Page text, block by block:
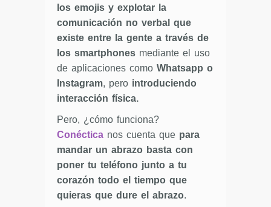
los emojis y explotar la
comunicación no verbal que
existe entre la gente a través de
los smartphones mediante el uso
de aplicaciones como Whatsapp o
Instagram, pero introduciendo
interacción física.
Pero, ¿cómo funciona?
Conéctica nos cuenta que para
mandar un abrazo basta con
poner tu teléfono junto a tu
corazón todo el tiempo que
quieras que dure el abrazo.